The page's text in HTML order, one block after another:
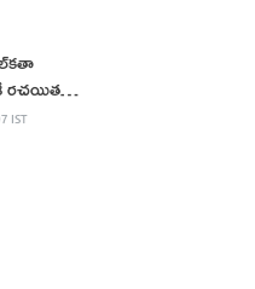
ర‌చ‌యిత
IST